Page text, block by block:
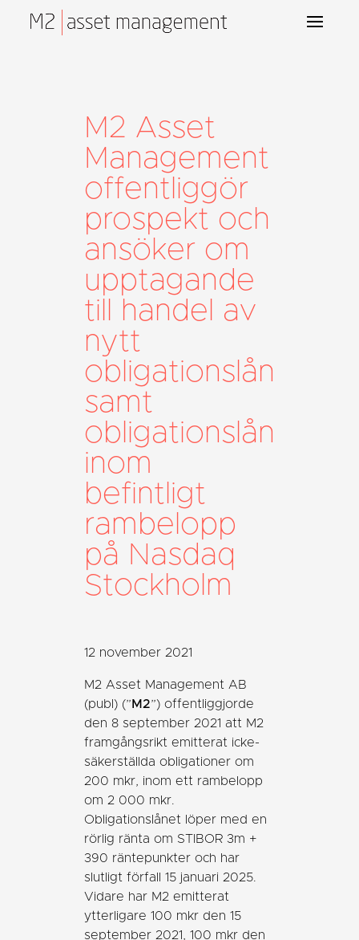
M2 Asset
Management
offentliggör
prospekt och
ansöker om
upptagande
till handel av
nytt
obligationslån
samt
obligationslån
inom
befintligt
rambelopp
på Nasdaq
Stockholm
12 november 2021
M2 Asset Management AB
(publ) (” M2”) offentliggjorde
den 8 september 2021 att M2
framgångsrikt emitterat icke-
säkerställda obligationer om
200 mkr, inom ett rambelopp
om 2 000 mkr.
Obligationslånet löper med en
rörlig ränta om STIBOR 3m +
390 räntepunkter och har
slutligt förfall 15 januari 2025.
Vidare har M2 emitterat
ytterligare 100 mkr den 15
september 2021, 100 mkr den